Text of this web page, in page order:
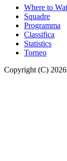
Where to
Squadre
Programma
Classifica
Statistics
Torneo
Copyright (C)